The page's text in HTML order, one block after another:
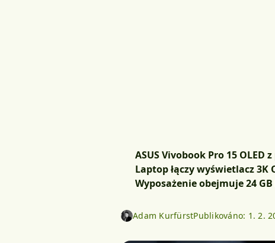
ASUS Vivobook Pro 15 OLED
Laptop łączy wyświetlacz 3K
Wyposażenie obejmuje 24
Adam KurfürstPublikováno: 1. 2.